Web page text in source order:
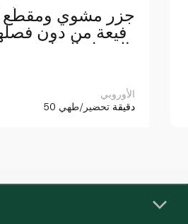
جزر مشوي ومقطّع
رفيعة من دون
بالعسل الساخن
الأوروبي
50 دقيقة تحضير/طهي